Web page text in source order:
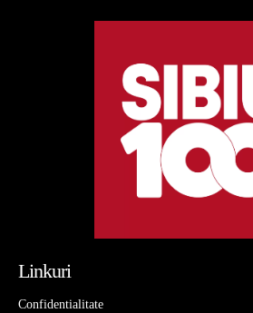
Linkuri
Confidentialitate